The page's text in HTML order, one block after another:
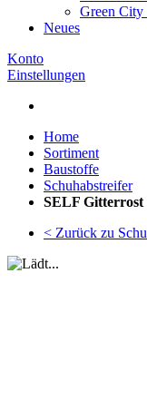
Green City
Neues
Konto
Einstellungen
Home
Sortiment
Baustoffe
Schuhabstreifer
SELF Gitterrost
< Zurück zu